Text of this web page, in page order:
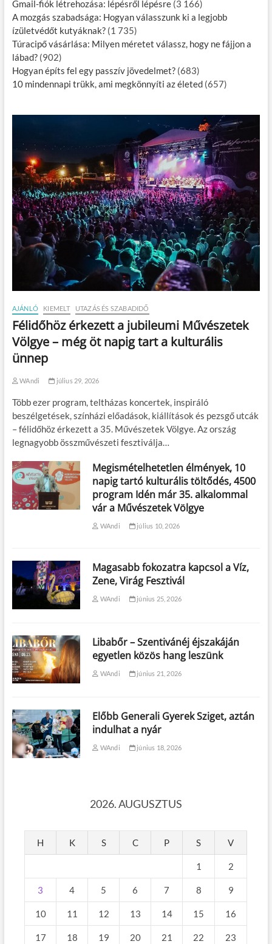
Gmail-fiók létrehozása: lépésről lépésre (3 166)
A mozgás szabadsága: Hogyan válasszunk ki a legjobb
ízületvédőt kutyáknak? (1 735)
Túracipő vásárlása: Milyen méretet válassz, hogy ne fájjon a
lábad? (902)
Hogyan építs fel egy passzív jövedelmet? (683)
10 mindennapi trükk, ami megkönnyíti az életed (657)
AJÁNLÓ KIEMELT UTAZÁS ÉS SZABADIDŐ
Félidőhöz érkezett a jubileumi Művészetek
Völgye – még öt napig tart a kulturális
ünnep
WAndi július 29, 2026
Több ezer program, teltházas koncertek, inspiráló
beszélgetések, színházi előadások, kiállítások és pezsgő utcák
– félidőhöz érkezett a 35. Művészetek Völgye. Az ország
legnagyobb összművészeti fesztiválja…
Megismételhetetlen élmények, 10
napig tartó kulturális töltődés, 4500
program Idén már 35. alkalommal
vár a Művészetek Völgye
WAndi július 10, 2026
Magasabb fokozatra kapcsol a Víz,
Zene, Virág Fesztivál
WAndi június 25, 2026
Libabőr – Szentivánéj éjszakáján
egyetlen közös hang leszünk
WAndi június 21, 2026
Előbb Generali Gyerek Sziget, aztán
indulhat a nyár
WAndi június 18, 2026
2026. AUGUSZTUS
H K S C P S V
1 2
3 4 5 6 7 8 9
10 11 12 13 14 15 16
17 18 19 20 21 22 23